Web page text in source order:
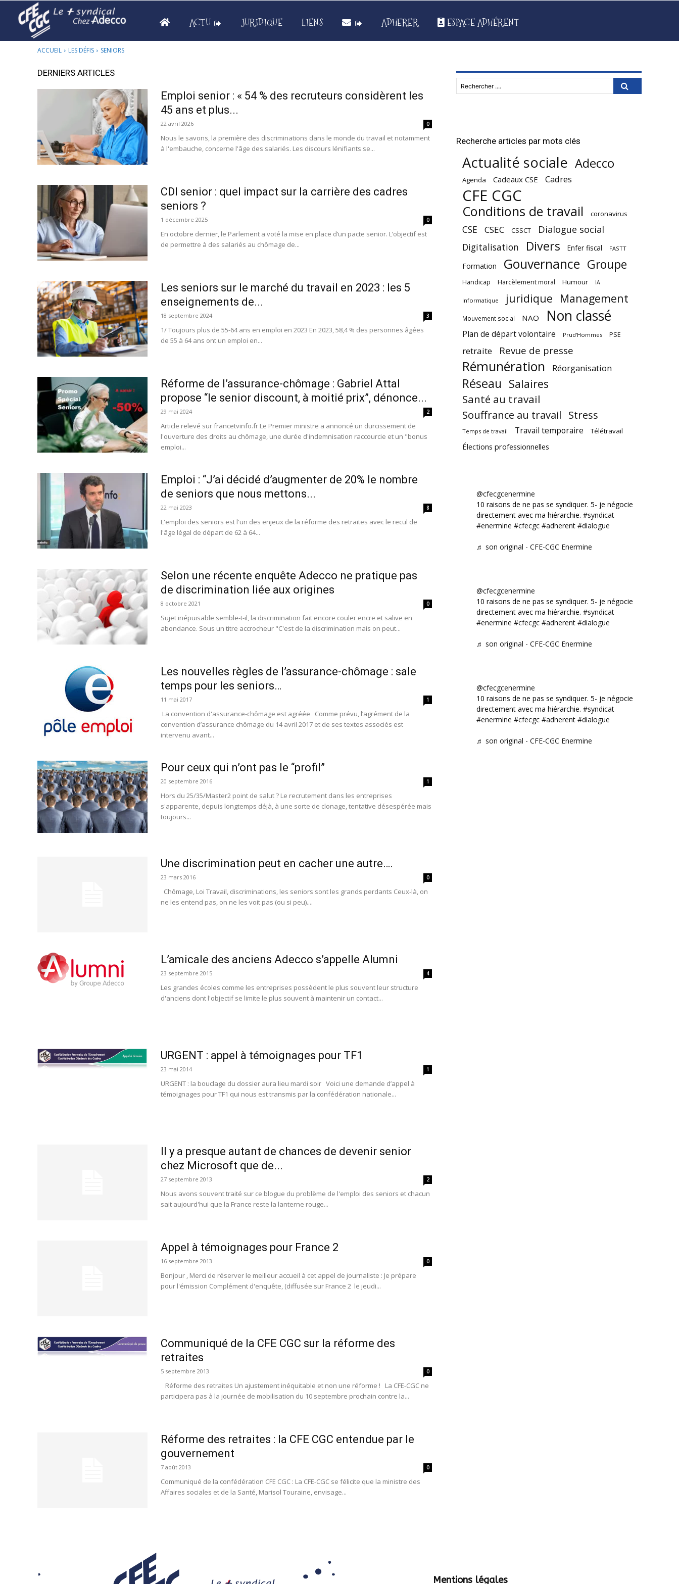
ACTU JURIDIQUE LIENS ADHERER ESPACE ADHÉRENT
ACCUEIL LES DÉFIS SENIORS
DERNIERS ARTICLES
Emploi senior : « 54 % des recruteurs considèrent les
45 ans et plus...
22 avril 2026 0
Nous le savons, la première des discriminations dans le monde du travail et notamment
à l'embauche, concerne l'âge des salariés. Les discours lénifiants se...
CDI senior : quel impact sur la carrière des cadres
seniors ?
1 décembre 2025 0
En octobre dernier, le Parlement a voté la mise en place d’un pacte senior. L’objectif est
de permettre à des salariés au chômage de...
Les seniors sur le marché du travail en 2023 : les 5
enseignements de...
18 septembre 2024 3
1/ Toujours plus de 55-64 ans en emploi en 2023 En 2023, 58,4 % des personnes âgées
de 55 à 64 ans ont un emploi en...
Réforme de l’assurance-chômage : Gabriel Attal
propose “le senior discount, à moitié prix”, dénonce...
29 mai 2024 2
Article relevé sur francetvinfo.fr Le Premier ministre a annoncé un durcissement de
l'ouverture des droits au chômage, une durée d'indemnisation raccourcie et un "bonus
emploi...
Emploi : “J’ai décidé d’augmenter de 20% le nombre
de seniors que nous mettons...
22 mai 2023 8
L'emploi des seniors est l'un des enjeux de la réforme des retraites avec le recul de
l'âge légal de départ de 62 à 64...
Selon une récente enquête Adecco ne pratique pas
de discrimination liée aux origines
8 octobre 2021 0
Sujet inépuisable semble-t-il, la discrimination fait encore couler encre et salive en
abondance. Sous un titre accrocheur "C'est de la discrimination mais on peut...
Les nouvelles règles de l’assurance-chômage : sale
temps pour les seniors…
11 mai 2017 1
La convention d'assurance-chômage est agréée Comme prévu, l’agrément de la
convention d’assurance chômage du 14 avril 2017 et de ses textes associés est
intervenu avant...
Pour ceux qui n’ont pas le “profil”
20 septembre 2016 1
Hors du 25/35/Master2 point de salut ? Le recrutement dans les entreprises
s'apparente, depuis longtemps déjà, à une sorte de clonage, tentative désespérée mais
toujours...
Une discrimination peut en cacher une autre….
23 mars 2016 0
Chômage, Loi Travail, discriminations, les seniors sont les grands perdants Ceux-là, on
ne les entend pas, on ne les voit pas (ou si peu)....
L’amicale des anciens Adecco s’appelle Alumni
23 septembre 2015 4
Les grandes écoles comme les entreprises possèdent le plus souvent leur structure
d'anciens dont l'objectif se limite le plus souvent à maintenir un contact...
URGENT : appel à témoignages pour TF1
23 mai 2014 1
URGENT : la bouclage du dossier aura lieu mardi soir Voici une demande d’appel à
témoignages pour TF1 qui nous est transmis par la confédération nationale...
Il y a presque autant de chances de devenir senior
chez Microsoft que de...
27 septembre 2013 2
Nous avons souvent traité sur ce blogue du problème de l'emploi des seniors et chacun
sait aujourd'hui que la France reste la lanterne rouge...
Appel à témoignages pour France 2
16 septembre 2013 0
Bonjour , Merci de réserver le meilleur accueil à cet appel de journaliste : Je prépare
pour l'émission Complément d'enquête, (diffusée sur France 2 le jeudi...
Communiqué de la CFE CGC sur la réforme des
retraites
5 septembre 2013 0
Réforme des retraites Un ajustement inéquitable et non une réforme ! La CFE-CGC ne
participera pas à la journée de mobilisation du 10 septembre prochain contre la...
Réforme des retraites : la CFE CGC entendue par le
gouvernement
7 août 2013 0
Communiqué de la confédération CFE CGC : La CFE-CGC se félicite que la ministre des
Affaires sociales et de la Santé, Marisol Touraine, envisage...
Rechercher ....
Recherche articles par mots clés
Actualité sociale Adecco
Agenda Cadeaux CSE Cadres
CFE CGC
Conditions de travail coronavirus
CSE CSEC CSSCT
Dialogue social
Digitalisation
Divers Enfer fiscal FASTT
Formation Gouvernance Groupe
Handicap Harcèlement moral Humour IA
Informatique juridique Management
Mouvement social NAO Non classé
Plan de départ volontaire Prud'Hommes PSE
retraite Revue de presse
Rémunération Réorganisation
Réseau Salaires
Santé au travail
Souffrance au travail Stress
Temps de travail Travail temporaire Télétravail
Élections professionnelles
@cfecgcenermine
10 raisons de ne pas se syndiquer. 5- je négocie
directement avec ma hiérarchie.#syndicat
#enermine #cfecgc #adherent #dialogue
♬ son original - CFE-CGC Enermine
@cfecgcenermine
10 raisons de ne pas se syndiquer. 5- je négocie
directement avec ma hiérarchie.#syndicat
#enermine #cfecgc #adherent #dialogue
♬ son original - CFE-CGC Enermine
@cfecgcenermine
10 raisons de ne pas se syndiquer. 5- je négocie
directement avec ma hiérarchie.#syndicat
#enermine #cfecgc #adherent #dialogue
♬ son original - CFE-CGC Enermine
Mentions légales